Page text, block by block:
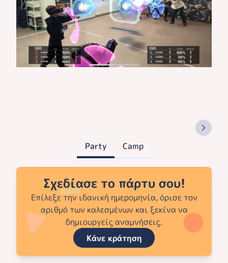
Party Camp
Σχεδίασε το πάρτυ σου!
Επίλεξε την ιδανική ημερομηνία, όρισε τον
αριθμό των καλεσμένων και ξεκίνα να
δημιουργείς αναμνήσεις.
Κάνε κράτηση